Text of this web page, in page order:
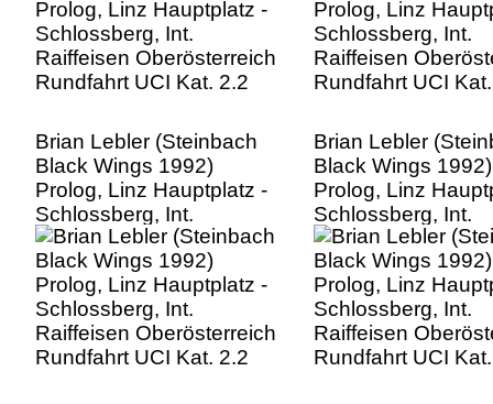
Brian Lebler (Steinbach
Black Wings 1992)
Prolog, Linz Hauptplatz -
Schlossberg, Int.
Raiffeisen Oberösterreich
Rundfahrt UCI Kat. 2.2
Brian Lebler
Black Wings 1992)
Prolog, Linz
Schlossberg, Int.
Raiffeisen
Rundfahrt UCI